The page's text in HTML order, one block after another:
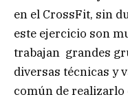
en el CrossFit, sin
este ejercicio son
trabajan grandes
diversas técnicas y
común de realizarlo